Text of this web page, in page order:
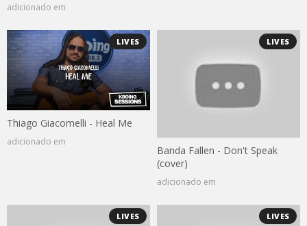
adicionado em
LIVES
Thiago Giacomelli - Heal Me
adicionado em
LIVES
Banda Fallen - Don't Speak
(cover)
adicionado em
LIVES LIVES